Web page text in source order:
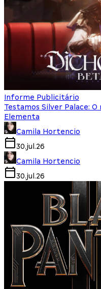
Informe Publicitário
Testamos Silver Palace:
Elementa
Camila Hortencio
30.jul.26
Camila Hortencio
30.jul.26